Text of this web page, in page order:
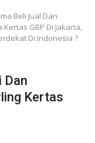
Beli Jual Dan
GBP Di Jakarta,
Di Indonesia ?
Dan
Kertas